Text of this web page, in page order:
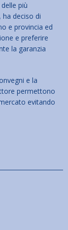
più
deciso di
e provincia ed
e preferire
la garanzia
e la
permettono
evitando